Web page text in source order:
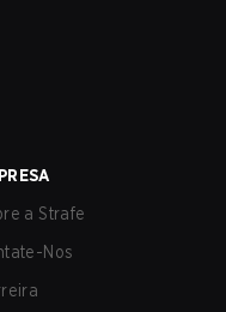
a Strafe
Nos